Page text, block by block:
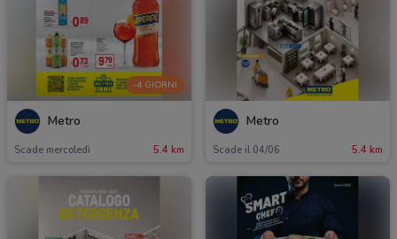
-4 GIORNI
Metro
Scade mercoledì 5.4 km
Metro
Scade il 04/06 5.4 km